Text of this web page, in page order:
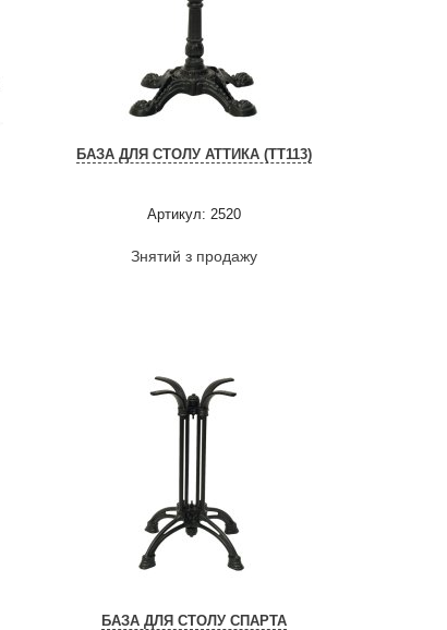
БАЗА ДЛЯ СТОЛУ АТТИКА (ТТ113)
Артикул: 2520
Знятий з продажу
БАЗА ДЛЯ СТОЛУ СПАРТА